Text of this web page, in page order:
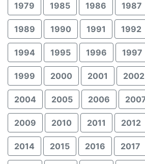
1979 1985 1986 1987
1989 1990 1991 1992
1994 1995 1996 1997
1999 2000 2001 2002
2004 2005 2006
2009 2010 2011 2012
2014 2015 2016 2017